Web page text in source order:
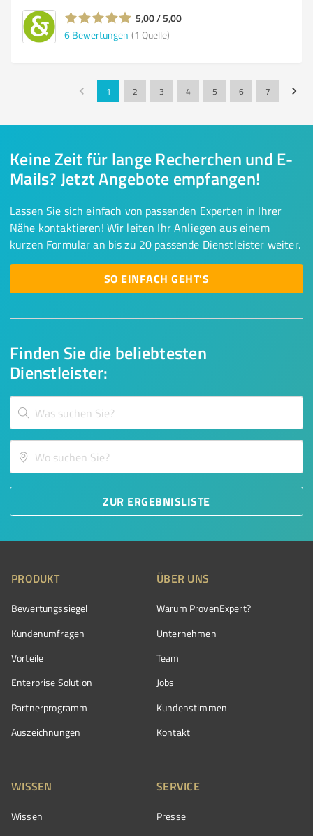
5,00 / 5,00
6 Bewertungen (1 Quelle)
1 2 3 4 5 6 7
Finden Sie die beliebtesten
Dienstleister:
ZUR ERGEBNISLISTE
Keine Zeit für lange Recherchen und E-
Mails? Jetzt Angebote empfangen!
Lassen Sie sich einfach von passenden Experten in Ihrer
Nähe kontaktieren! Wir leiten Ihr Anliegen aus einem
kurzen Formular an bis zu 20 passende Dienstleister weiter.
SO EINFACH GEHT'S
PRODUKT
Bewertungssiegel
Kundenumfragen
Vorteile
Enterprise Solution
Partnerprogramm
Auszeichnungen
ÜBER UNS
Warum ProvenExpert?
Unternehmen
Team
Jobs
Kundenstimmen
Kontakt
WISSEN
Wissen
SERVICE
Presse